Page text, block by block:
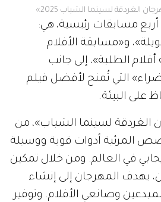
الغردقة لسينما الشباب 2025»
أربع مسابقات رئيسية، هي:
و«مسابقة الأفلام
الطلبة»، إلى جانب
التي تُمنح لأفضل فيلم
البيئة.
الغردقة لسينما الشباب»، من
المرئية أدوات قوية ووسيلة
في العالم. ومن خلال تمكين
يهدف المهرجان إلى إنشاء
وصانعي الأفلام. وتوفير